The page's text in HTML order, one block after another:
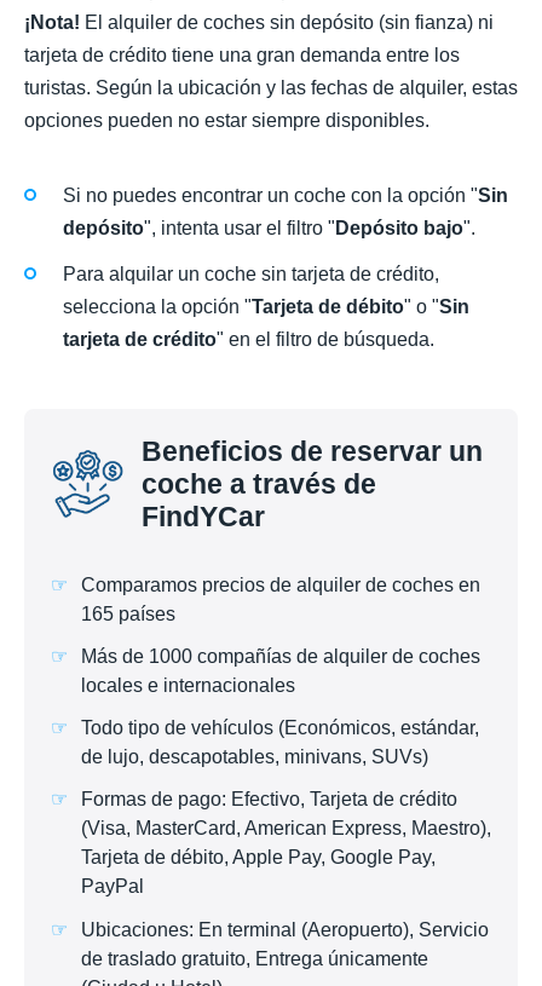
¡Nota! El alquiler de coches sin depósito (sin fianza) ni
tarjeta de crédito tiene una gran demanda entre los
turistas. Según la ubicación y las fechas de alquiler, estas
opciones pueden no estar siempre disponibles.
Si no puedes encontrar un coche con la opción "Sin
depósito", intenta usar el filtro " Depósito bajo".
Para alquilar un coche sin tarjeta de crédito,
selecciona la opción "Tarjeta de débito" o "Sin
tarjeta de crédito" en el filtro de búsqueda.
Beneficios de reservar un
coche a través de
FindYCar
Comparamos precios de alquiler de coches en
165 países
Más de 1000 compañías de alquiler de coches
locales e internacionales
Todo tipo de vehículos (Económicos, estándar,
de lujo, descapotables, minivans, SUVs)
Formas de pago: Efectivo, Tarjeta de crédito
(Visa, MasterCard, American Express, Maestro),
Tarjeta de débito, Apple Pay, Google Pay,
PayPal
Ubicaciones: En terminal (Aeropuerto), Servicio
de traslado gratuito, Entrega únicamente